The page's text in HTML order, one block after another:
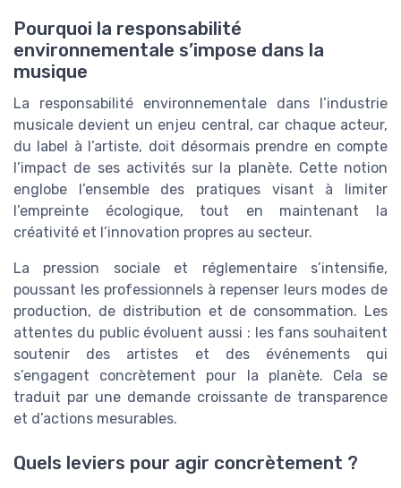
Pourquoi la responsabilité
environnementale s’impose dans la
musique
La responsabilité environnementale dans l’industrie
musicale devient un enjeu central, car chaque acteur,
du label à l’artiste, doit désormais prendre en compte
l’impact de ses activités sur la planète. Cette notion
englobe l’ensemble des pratiques visant à limiter
l’empreinte écologique, tout en maintenant la
créativité et l’innovation propres au secteur.
La pression sociale et réglementaire s’intensifie,
poussant les professionnels à repenser leurs modes de
production, de distribution et de consommation. Les
attentes du public évoluent aussi : les fans souhaitent
soutenir des artistes et des événements qui
s’engagent concrètement pour la planète. Cela se
traduit par une demande croissante de transparence
et d’actions mesurables.
Quels leviers pour agir concrètement ?